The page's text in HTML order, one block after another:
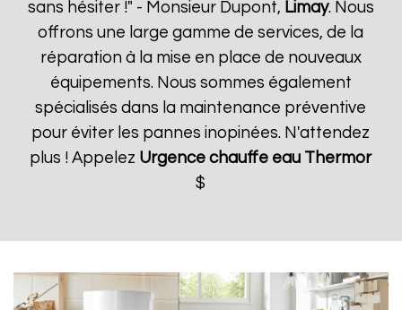
sans hésiter !" - Monsieur Dupont, Limay. Nous
offrons une large gamme de services, de la
réparation à la mise en place de nouveaux
équipements. Nous sommes également
spécialisés dans la maintenance préventive
pour éviter les pannes inopinées. N'attendez
plus ! Appelez Urgence chauffe eau Thermor
$